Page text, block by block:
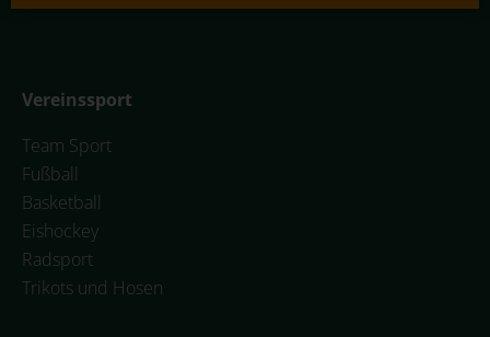
Vereinssport
Team Sport
Fußball
Basketball
Eishockey
Radsport
Trikots und Hosen